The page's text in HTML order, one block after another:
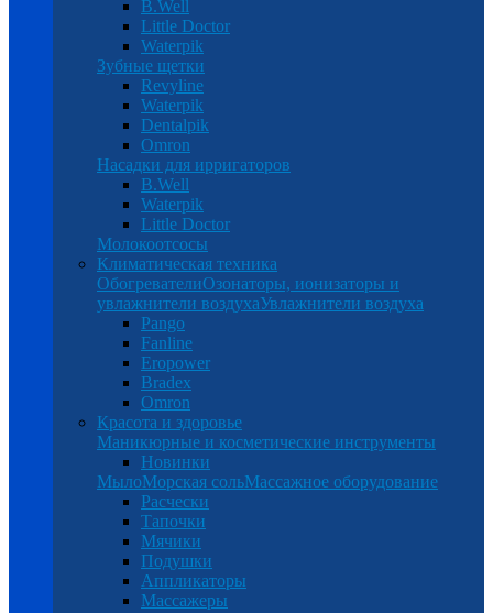
B.Well
Little Doctor
Waterpik
Зубные щетки
Revyline
Waterpik
Dentalpik
Omron
Насадки для ирригаторов
B.Well
Waterpik
Little Doctor
Молокоотсосы
Климатическая техника
ОбогревателиОзонаторы, ионизаторы и
увлажнители воздухаУвлажнители воздуха
Pango
Fanline
Eropower
Bradex
Omron
Красота и здоровье
Маникюрные и косметические инструменты
Новинки
МылоМорская сольМассажное оборудование
Расчески
Тапочки
Мячики
Подушки
Аппликаторы
Массажеры